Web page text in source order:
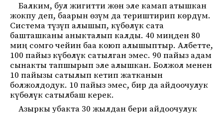
Балким, бул жигитти жөн эле камап атышкан
жокпу деп, баарын өзүм да териштирип көрдүм.
Система түзүп алышып, күбөлүк сата
башташканы аныкталып калды. 40 миңден 80
миң сомго чейин баа коюп алышыптыр. Албетте,
100 пайыз күбөлүк сатылган эмес. 90 пайыз адам
сынакты тапшырып эле алышкан. Болжол менен
10 пайызы сатылып кетип жатканын
болжолдодук. 10 пайыз эмес, бир да айдоочулук
күбөлүк сатылбаш керек.
Азыркы убакта 30 жылдан бери айдоочулук